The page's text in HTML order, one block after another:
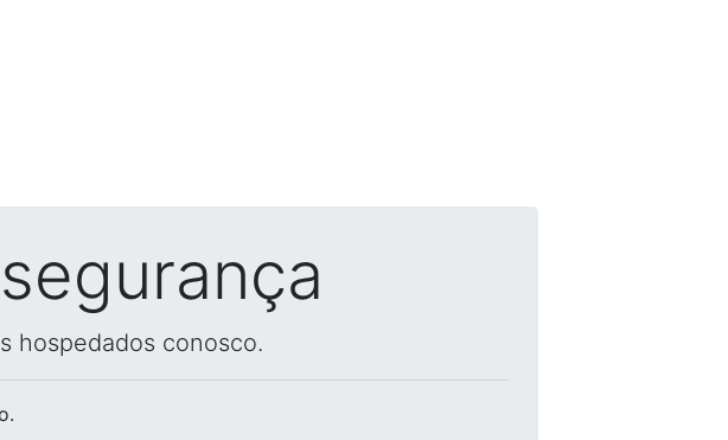
hospedados conosco.